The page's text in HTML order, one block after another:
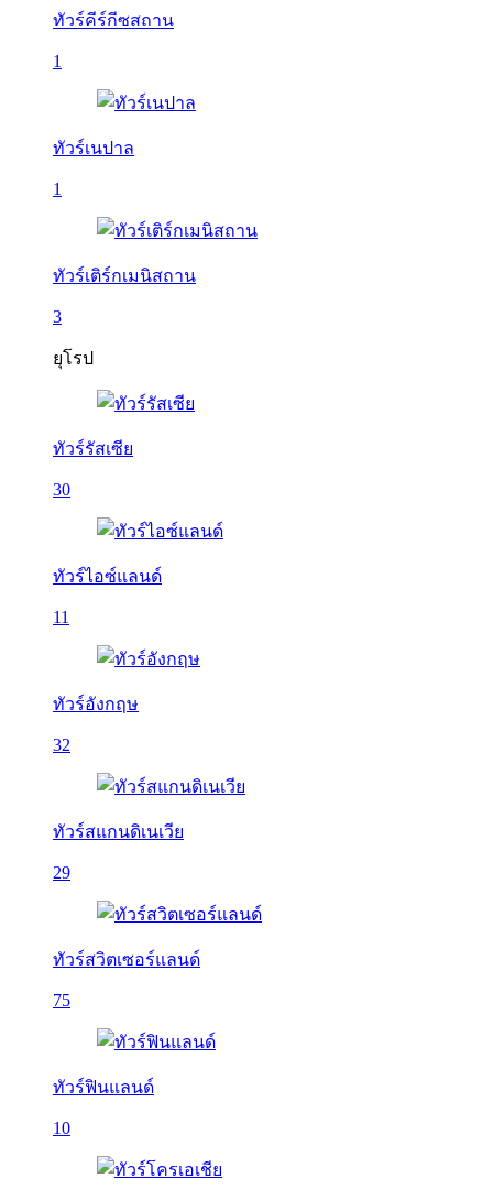
ทัวร์คีร์กีซสถาน
1
ทัวร์เนปาล
1
ทัวร์เติร์กเมนิสถาน
3
ยุโรป
ทัวร์รัสเซีย
30
ทัวร์ไอซ์แลนด์
11
ทัวร์อังกฤษ
32
ทัวร์สแกนดิเนเวีย
29
ทัวร์สวิตเซอร์แลนด์
75
ทัวร์ฟินแลนด์
10